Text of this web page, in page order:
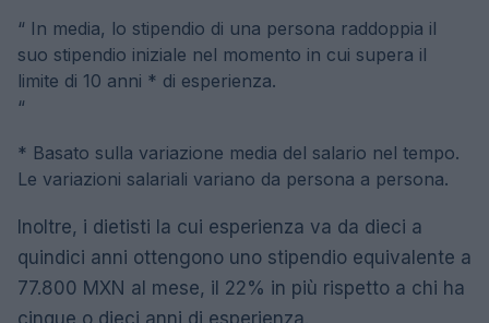
“ In media, lo stipendio di una persona raddoppia il
suo stipendio iniziale nel momento in cui supera il
limite di 10 anni * di esperienza.
“
* Basato sulla variazione media del salario nel tempo.
Le variazioni salariali variano da persona a persona.
Inoltre, i dietisti la cui esperienza va da dieci a
quindici anni ottengono uno stipendio equivalente a
77.800 MXN al mese, il 22% in più rispetto a chi ha
cinque o dieci anni di esperienza.